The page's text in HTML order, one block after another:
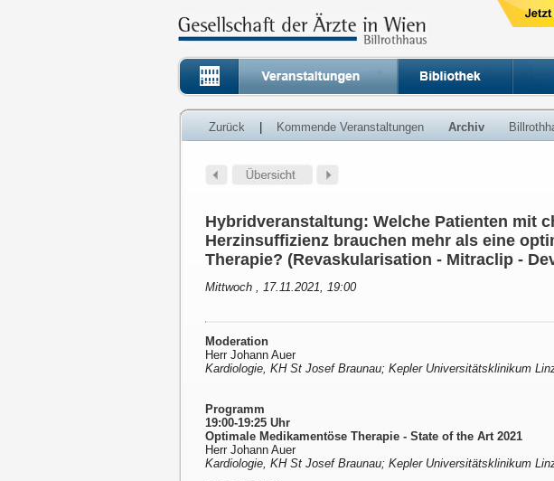
Zurück Kommende Veranstaltungen Archiv
Hybridveranstaltung: Welche Patienten mit
Herzinsuffizienz brauchen mehr als eine
Therapie? (Revaskularisation - Mitraclip -
Mittwoch , 17.11.2021, 19:00
Moderation
Herr Johann Auer
Kardiologie, KH St Josef Braunau; Kepler Universitätsklinikum
Programm
19:00-19:25 Uhr
Optimale Medikamentöse Therapie - State of the Art 2021
Herr Johann Auer
Kardiologie, KH St Josef Braunau; Kepler Universitätsklinikum